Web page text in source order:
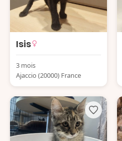
Isis
3 mois
Ajaccio (20000) France